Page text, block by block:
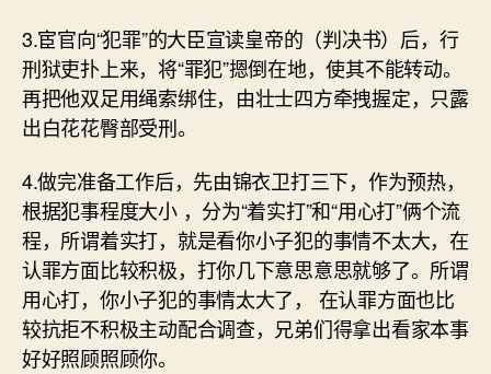
3.宦官向“犯罪”的大臣宣读皇帝的（判决书）后，行
刑狱吏扑上来，将“罪犯”摁倒在地，使其不能转动。
再把他双足用绳索绑住，由壮士四方牵拽握定，只露
出白花花臀部受刑。
4.做完准备工作后，先由锦衣卫打三下，作为预热，
根据犯事程度大小 ，分为“着实打”和“用心打”俩个流
程，所谓着实打，就是看你小子犯的事情不太大，在
认罪方面比较积极，打你几下意思意思就够了。所谓
用心打，你小子犯的事情太大了， 在认罪方面也比
较抗拒不积极主动配合调查，兄弟们得拿出看家本事
好好照顾照顾你。